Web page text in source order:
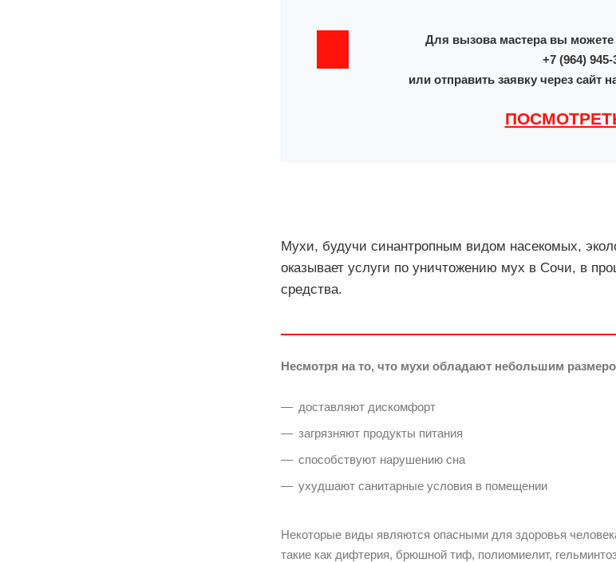
Для вызова мастера вы можете
+7 (964) 945-
или отправить заявку через
Мухи, будучи синантропным видом насекомых,
оказывает услуги по уничтожению мух в Сочи, в
средства.
Несмотря на то, что мухи обладают небольшим
доставляют дискомфорт
загрязняют продукты питания
способствуют нарушению сна
ухудшают санитарные условия в помещении
Некоторые виды являются опасными для здоровья
такие как дифтерия, брюшной тиф, полиомиелит,